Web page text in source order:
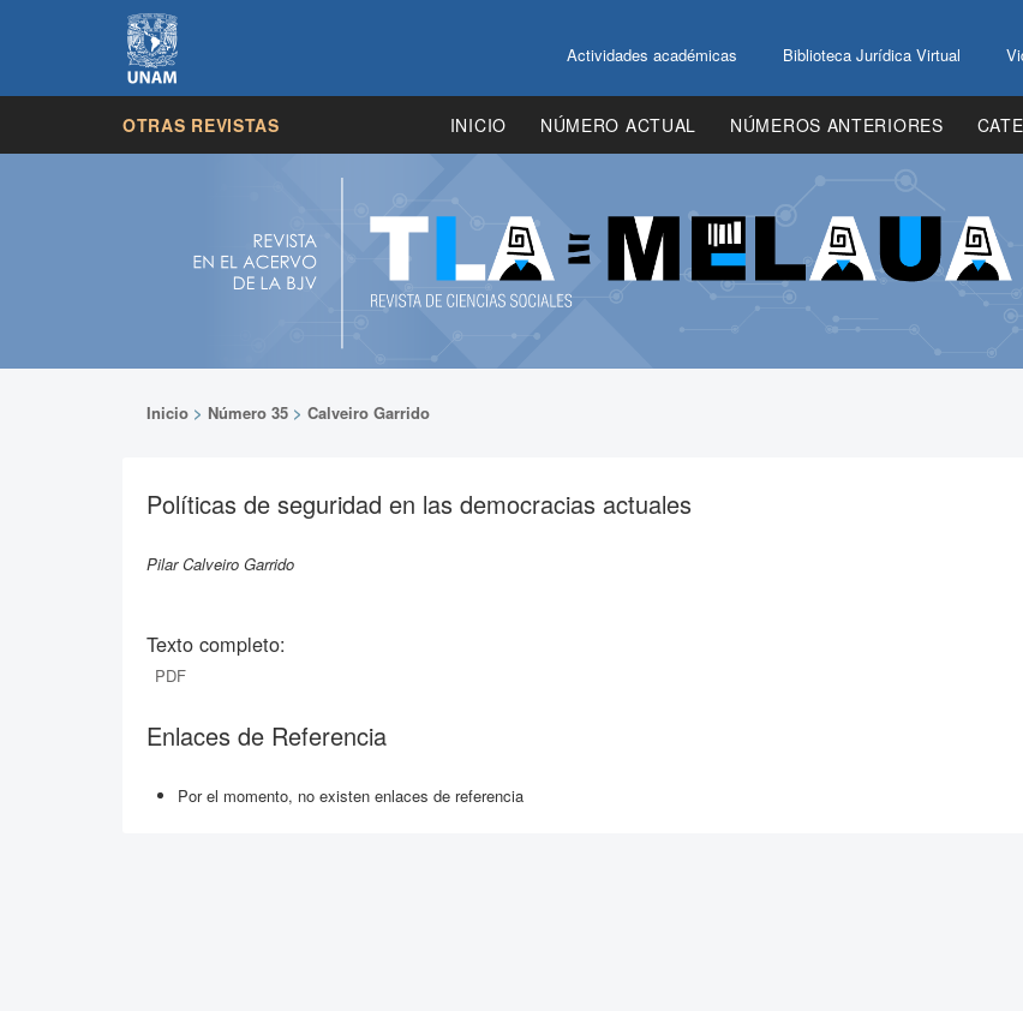
Actividades académicas Biblioteca Jurídica Virtual
OTRAS REVISTAS INICIO NÚMERO ACTUAL NÚMEROS ANTERIORES
Inicio > Número 35 > Calveiro Garrido
Políticas de seguridad en las democracias actuales
Pilar Calveiro Garrido
Texto completo:
PDF
Enlaces de Referencia
Por el momento, no existen enlaces de referencia